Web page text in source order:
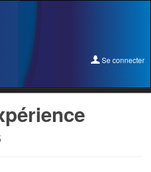
Se connecter